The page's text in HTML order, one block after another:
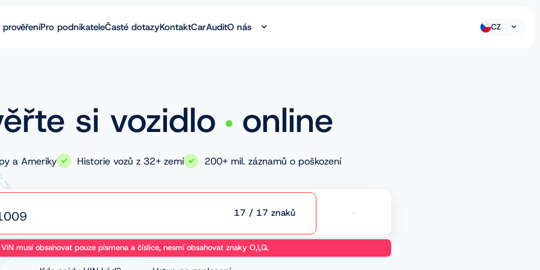
prověřeníPro podnikateleČasté dotazyKontaktCarAuditO nás CZ
si vozidlo online
a Ameriky Historie vozů z 32+ zemí 200+ mil. záznamů o poškození
17 / 17 znaků Prověřit
VIN musí obsahovat pouze písmena a číslice, nesmí obsahovat znaky O,I,Q.